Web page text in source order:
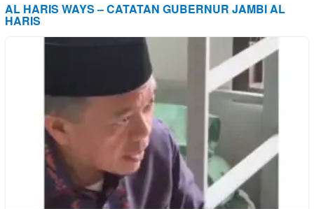
AL HARIS WAYS – CATATAN GUBERNUR JAMBI AL
HARIS